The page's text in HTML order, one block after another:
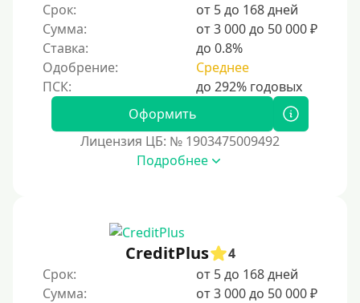
Срок:
от 5 до 168 дней
Сумма:
от 3 000 до 50 000 ₽
Ставка:
до 0.8%
Одобрение:
Среднее
Оформить
Лицензия ЦБ: № 1903475009492
Подробнее
CreditPlus
4
Срок:
от 5 до 168 дней
Сумма:
от 3 000 до 50 000 ₽